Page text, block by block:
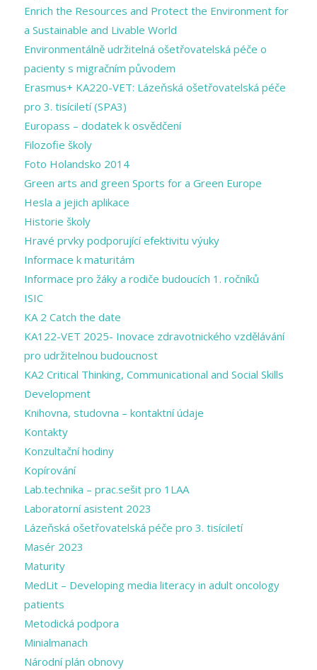
Enrich the Resources and Protect the Environment for
a Sustainable and Livable World
Environmentálně udržitelná ošetřovatelská péče o
pacienty s migračním původem
Erasmus+ KA220-VET: Lázeňská ošetřovatelská péče
pro 3. tisíciletí (SPA3)
Europass – dodatek k osvědčení
Filozofie školy
Foto Holandsko 2014
Green arts and ​green Sports for a ​Green Europe
Hesla a jejich aplikace
Historie školy
Hravé prvky podporující efektivitu výuky
Informace k maturitám
Informace pro žáky a rodiče budoucích 1. ročníků
ISIC
KA 2 Catch the date
KA122-VET 2025- Inovace zdravotnického vzdělávání
pro udržitelnou budoucnost
KA2 Critical Thinking, Communicational and Social Skills
Development
Knihovna, studovna – kontaktní údaje
Kontakty
Konzultační hodiny
Kopírování
Lab.technika – prac.sešit pro 1LAA
Laboratorní asistent 2023
Lázeňská ošetřovatelská péče pro 3. tisíciletí
Masér 2023
Maturity
MedLit – Developing media literacy in adult oncology
patients
Metodická podpora
Minialmanach
Národní plán obnovy